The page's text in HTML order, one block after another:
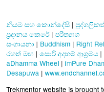
නියම සහ කොන්දේසි |
ප්‍රදානය කෙරේ | පරිත්‍යාග
සංගායනා | Buddhism | Right
රහත් මඟ | සොරි අදහම් ආශ්‍රමය |
aDhamma Wheel | imPure
Desapuwa |
Trekmentor website is brought